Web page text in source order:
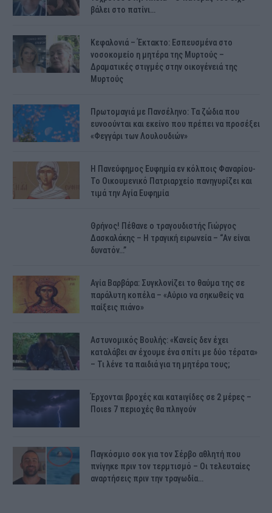
βάλει στο πατίνι…
Κεφαλονιά – Έκτακτο: Εσπευσμένα στο
νοσοκομείο η μητέρα της Μυρτούς –
Δραματικές στιγμές στην οικογένειά της
Μυρτούς
Πρωτομαγιά με Πανσέληνο: Τα ζώδια που
ευνοούνται και εκείνο που πρέπει να προσέξει
«Φεγγάρι των Λουλουδιών»
H Πανεύφημος Ευφημία εν κόλποις Φαναρίου-
Το Οικουμενικό Πατριαρχείο πανηγυρίζει και
τιμά την Αγία Ευφημία
Θρήνος! Πέθανε ο τραγουδιστής Γιώργος
Δασκαλάκης – Η τραγική ειρωνεία – “Αν είναι
δυνατόν…”
Αγία Βαρβάρα: Συγκλονίζει το θαύμα της σε
παράλυτη κοπέλα – «Αύριο να σηκωθείς να
παίξεις πιάνο»
Αστυνομικός Bουλής: «Κανείς δεν έχει
καταλάβει αν έχουμε ένα σπίτι με δύο τέρατα»
– Τι λένε τα παιδιά για τη μητέρα τους;
Έρχονται βροχές και κατaιγίδες σε 2 μέpες –
Ποιεs 7 πεpιοχές θα πλnγούν
Παγκόσμιο σοκ για τον Σέρβο αθλητή που
πνίγηκε πριν τον τερμτισμό – Οι τελευταίες
αναρτήσεις πριν την τραγωδία…